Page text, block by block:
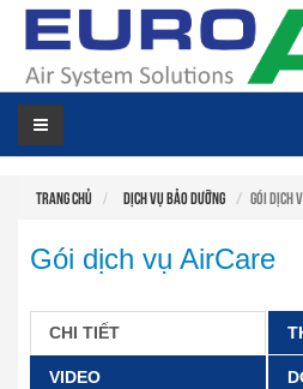
TRANG
CHỦ
GIỚI
THIỆU
SẢN
PHẨM
TỨC
TRỢ
KỸ
THUẬT
ÁN
LIÊN
HỆ
Trang chủ DỊCH VỤ BẢO DƯỠNG Gói dịch
Gói dịch vụ AirCare
CHI TIẾT
VIDEO